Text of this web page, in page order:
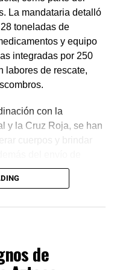
La mandataria detalló
toneladas de
y equipo
integradas por 250
labores de rescate,
con la
y la Cruz Roja, se han
cuerpos y brindar
apoyo. Subrayó que
del gobierno
Marcelo Ebrard,
Estados Unidos y
y continúa
de